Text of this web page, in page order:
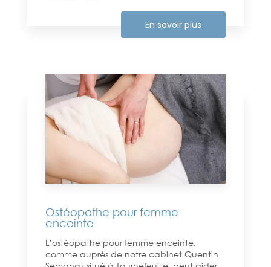
En savoir plus
Ostéopathe pour femme
enceinte
L’ostéopathe pour femme enceinte,
comme auprès de notre cabinet Quentin